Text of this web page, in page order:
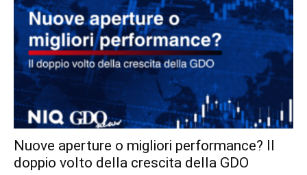
Nuove aperture o migliori performance? Il
doppio volto della crescita della GDO